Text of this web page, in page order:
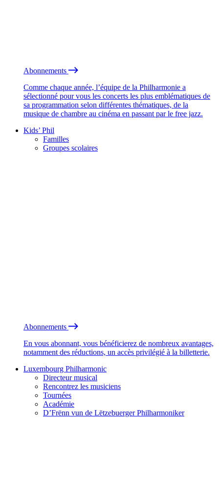
Abonnements
Comme chaque année, l’équipe de la Philharmonie a
sélectionné pour vous les concerts les plus emblématiques de
sa programmation selon différentes thématiques, de la
musique de chambre au cinéma en passant par le free jazz.
Kids’ Phil
Familles
Groupes scolaires
Abonnements
En vous abonnant, vous bénéficierez de nombreux avantages,
notamment des réductions, un accès privilégié à la billetterie.
Luxembourg Philharmonic
Directeur musical
Rencontrez les musiciens
Tournées
Académie
D’Frënn vun de Lëtzebuerger Philharmoniker